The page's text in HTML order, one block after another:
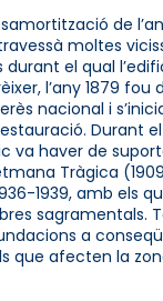
de
moltes
el qual
l’any 1879 fou
nacional i
Durant el
va haver de
Tràgica
1939, amb els
sagramentals.
a
que afecten la